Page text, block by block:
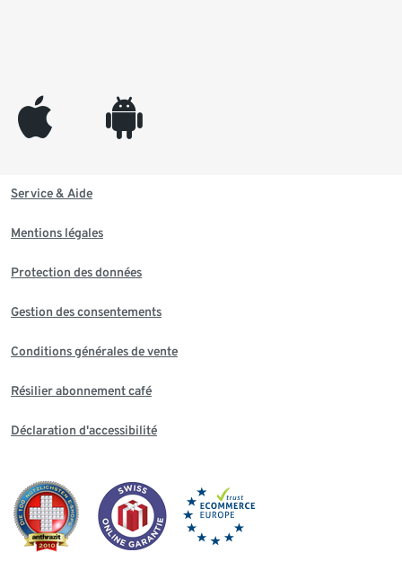
appleinc android
Service & Aide
Mentions légales
Protection des données
Gestion des consentements
Conditions générales de vente
Résilier abonnement café
Déclaration d'accessibilité